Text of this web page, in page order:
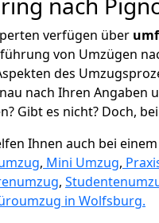
verfügen über
von Umzügen
des
nach Ihren Angaben
Gibt es nicht? Doch,
Ihnen auch bei
, Mini Umzug,
,
in Wolfsburg.